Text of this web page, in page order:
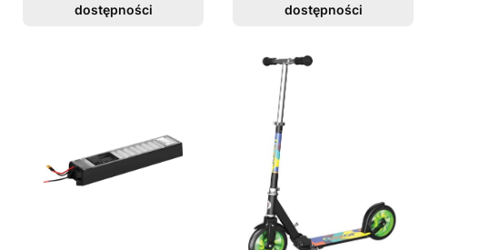
dostępności
dostępności